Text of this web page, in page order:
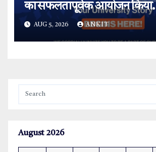
का सफलतापूर्वक आयोजन किया.
AUG 5, 2026 ANKIT
August 2026